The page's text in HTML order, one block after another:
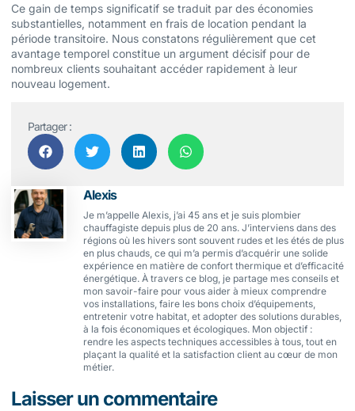
Ce gain de temps significatif se traduit par des économies
substantielles, notamment en frais de location pendant la
période transitoire. Nous constatons régulièrement que cet
avantage temporel constitue un argument décisif pour de
nombreux clients souhaitant accéder rapidement à leur
nouveau logement.
Partager :
Alexis
Je m’appelle Alexis, j’ai 45 ans et je suis plombier
chauffagiste depuis plus de 20 ans. J’interviens dans des
régions où les hivers sont souvent rudes et les étés de plus
en plus chauds, ce qui m’a permis d’acquérir une solide
expérience en matière de confort thermique et d’efficacité
énergétique. À travers ce blog, je partage mes conseils et
mon savoir-faire pour vous aider à mieux comprendre
vos installations, faire les bons choix d’équipements,
entretenir votre habitat, et adopter des solutions durables,
à la fois économiques et écologiques. Mon objectif :
rendre les aspects techniques accessibles à tous, tout en
plaçant la qualité et la satisfaction client au cœur de mon
métier.
Laisser un commentaire